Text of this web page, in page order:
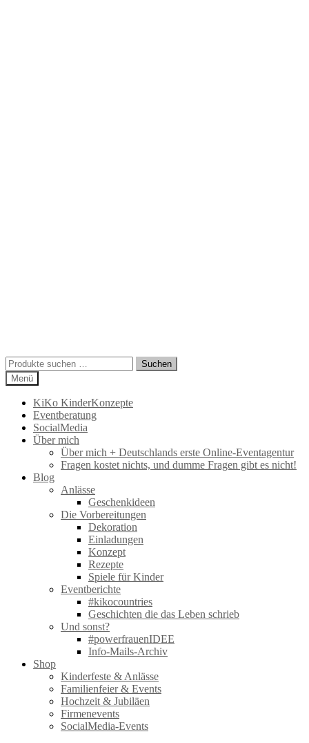
Suchen
nach:
Suchen
Menü
KiKo KinderKonzepte
Eventberatung
SocialMedia
Über mich
Über mich + Deutschlands erste Online-Eventagentur
Fragen kostet nichts, und dumme Fragen gibt es nicht!
Blog
Anlässe
Geschenkideen
Die Vorbereitungen
Dekoration
Einladungen
Konzept
Rezepte
Spiele für Kinder
Eventberichte
#kikocountries
Geschichten die das Leben schrieb
Und sonst?
#powerfrauenIDEE
Info-Mails-Archiv
Shop
Kinderfeste & Anlässe
Familienfeier & Events
Hochzeit & Jubiläen
Firmenevents
SocialMedia-Events